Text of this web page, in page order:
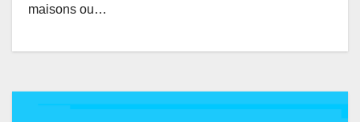
maisons ou…